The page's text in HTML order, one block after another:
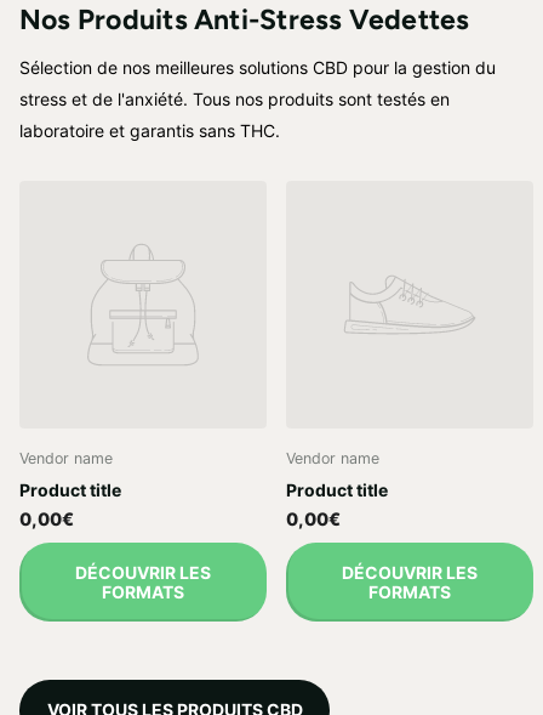
Nos Produits Anti-Stress Vedettes
Sélection de nos meilleures solutions CBD pour la gestion du
stress et de l'anxiété. Tous nos produits sont testés en
laboratoire et garantis sans THC.
Vendor name
Product title
0,00€
DÉCOUVRIR LES
FORMATS
Vendor name
Product title
0,00€
DÉCOUVRIR LES
FORMATS
VOIR TOUS LES PRODUITS CBD